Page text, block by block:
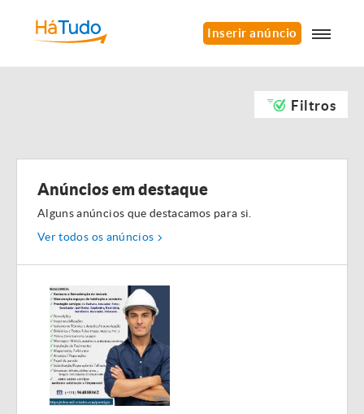
Inserir anúncio
Filtros
Anúncios em destaque
Alguns anúncios que destacamos para si.
Ver todos os anúncios